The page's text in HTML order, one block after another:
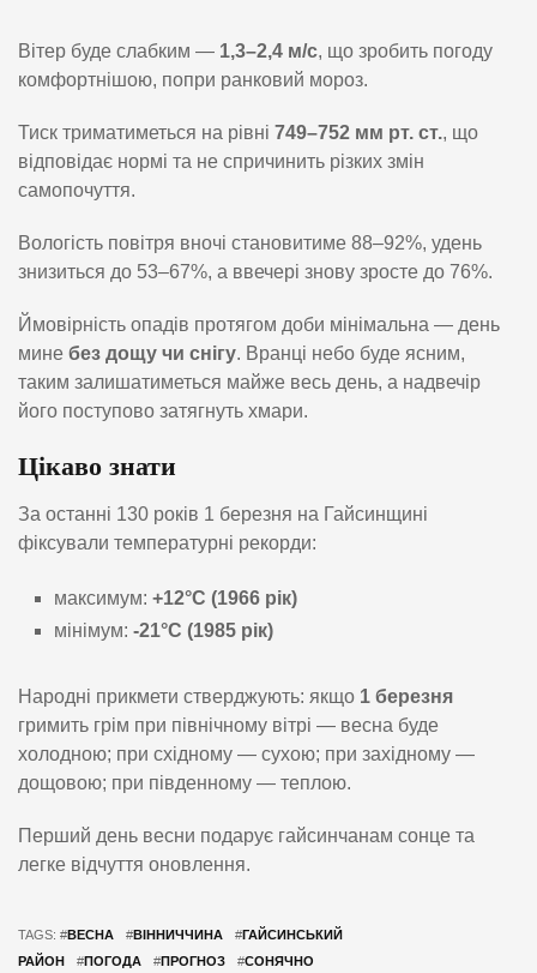
Вітер буде слабким — 1,3–2,4 м/с, що зробить погоду
комфортнішою, попри ранковий мороз.
Тиск триматиметься на рівні 749–752 мм рт. ст., що
відповідає нормі та не спричинить різких змін
самопочуття.
Вологість повітря вночі становитиме 88–92%, удень
знизиться до 53–67%, а ввечері знову зросте до 76%.
Ймовірність опадів протягом доби мінімальна — день
мине без дощу чи снігу. Вранці небо буде ясним,
таким залишатиметься майже весь день, а надвечір
його поступово затягнуть хмари.
Цікаво знати
За останні 130 років 1 березня на Гайсинщині
фіксували температурні рекорди:
максимум: +12°C (1966 рік)
мінімум: -21°C (1985 рік)
Народні прикмети стверджують: якщо 1 березня
гримить грім при північному вітрі — весна буде
холодною; при східному — сухою; при західному —
дощовою; при південному — теплою.
Перший день весни подарує гайсинчанам сонце та
легке відчуття оновлення.
TAGS: #ВЕСНА #ВІННИЧЧИНА #ГАЙСИНСЬКИЙ
РАЙОН
#ПОГОДА #ПРОГНОЗ #СОНЯЧНО